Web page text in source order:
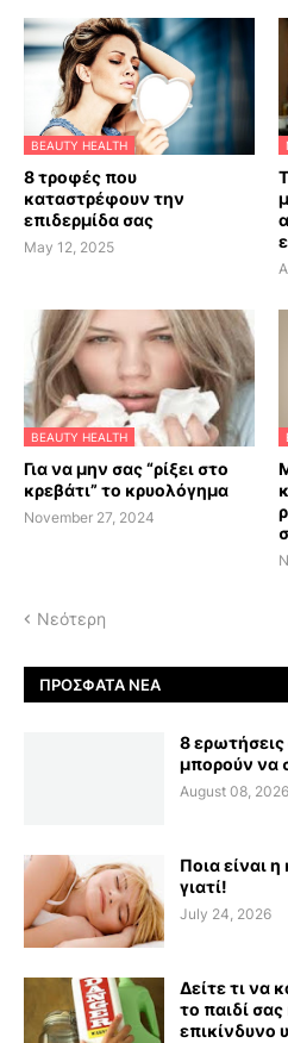
BEAUTY HEALTH
8 τροφές που
καταστρέφουν την
επιδερμίδα σας
May 12, 2025
BEAUTY HEALTH
Για να μην σας “ρίξει στο
κρεβάτι” το κρυολόγημα
November 27, 2024
Νεότερη
ΠΡΌΣΦΑΤΑ ΝΈΑ
8
μπορούν να
August 08, 2026
Ποια είναι
γιατί!
July 24, 2026
Δείτε τι να
το παιδί
επικίνδυνο